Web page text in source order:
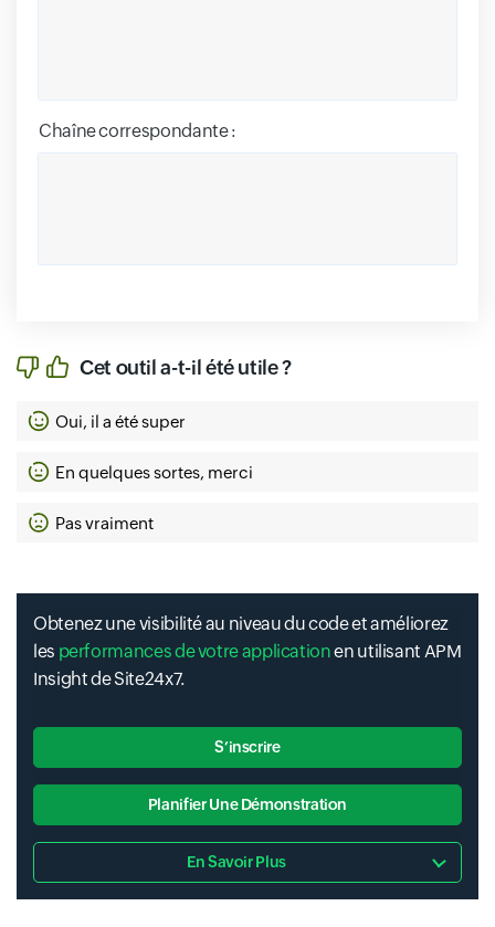
Chaîne correspondante :
Cet outil a-t-il été utile ?
Oui, il a été super
En quelques sortes, merci
Pas vraiment
Obtenez une visibilité au niveau du code et améliorez
les performances de votre applicationen utilisant APM
Insight de Site24x7.
S’inscrire
Planifier Une Démonstration
En Savoir Plus